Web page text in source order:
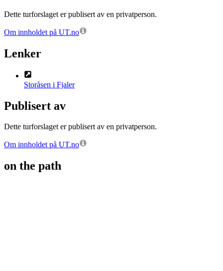
Dette turforslaget er publisert av en privatperson.
Om innholdet på UT.no
Lenker
Storåsen i Fjaler
Publisert av
Dette turforslaget er publisert av en privatperson.
Om innholdet på UT.no
on the path